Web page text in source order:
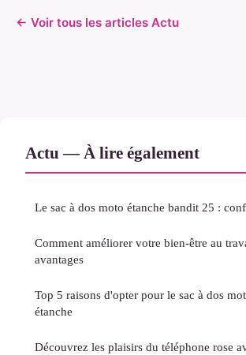
← Voir tous les articles Actu
Actu — À lire également
Le sac à dos moto étanche bandit 25 :
Comment améliorer votre bien-être au
avantages
Top 5 raisons d'opter pour le sac à dos
étanche
Découvrez les plaisirs du téléphone rose